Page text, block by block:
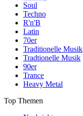
Soul
Techno
R'n'B
Latin
70er
Traditionelle Musik
Tradtionelle Musik
90er
Trance
Heavy Metal
Top Themen